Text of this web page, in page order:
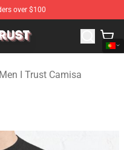
over $100
I Trust Merchandise Store
Men I Trust Camisa